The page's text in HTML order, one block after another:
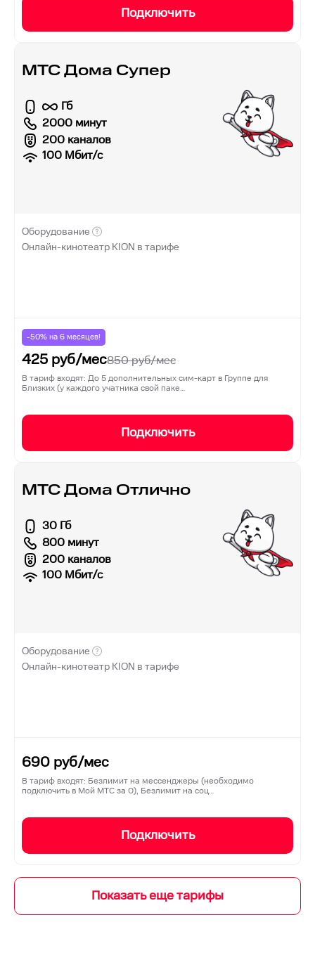
Подключить
МТС Дома Супер
Гб
2000 минут
200 каналов
100 Мбит/с
Оборудование
Онлайн-кинотеатр KION в тарифе
-50% на 6 месяцев!
425 руб/мес850руб/мес
В тариф входят: До 5 дополнительных сим-карт в Группе для
Близких (у каждого учатника свой паке…
Подключить
МТС Дома Отлично
30 Гб
800 минут
200 каналов
100 Мбит/с
Оборудование
Онлайн-кинотеатр KION в тарифе
690 руб/мес
В тариф входят: Безлимит на мессенджеры (необходимо
подключить в Мой МТС за 0), Безлимит на соц…
Подключить